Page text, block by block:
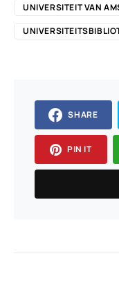
UNIVERSITEIT VAN
SHARE
PIN IT